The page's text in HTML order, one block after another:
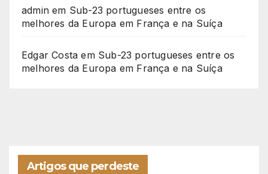
admin em Sub-23 portugueses entre os
melhores da Europa em França e na Suíça
Edgar Costa em Sub-23 portugueses entre os
melhores da Europa em França e na Suíça
Artigos que perdeste